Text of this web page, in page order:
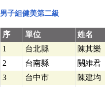
男子組健美第二級
序 單位 姓名
1
台北縣 陳其樂
2
台南縣 關維君
3
台中市 陳建均